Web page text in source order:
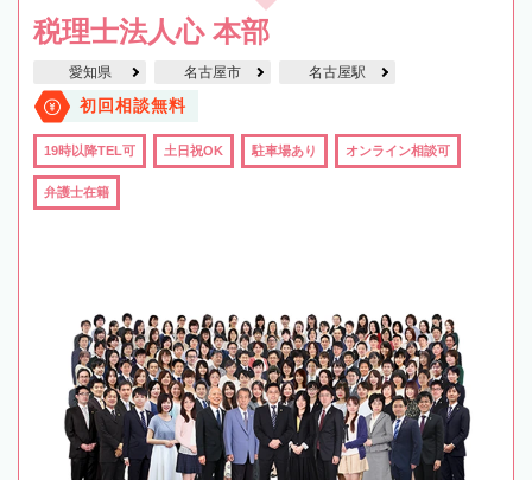
税理士法人心 本部
愛知県 名古屋市 名古屋駅
初回相談無料
19時以降TEL可 土日祝OK 駐車場あり オンライン相談可
弁護士在籍